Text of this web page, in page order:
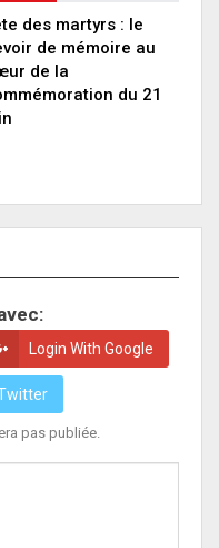
des martyrs : le
de mémoire au
de la
du 21
Login With Google
pas publiée.